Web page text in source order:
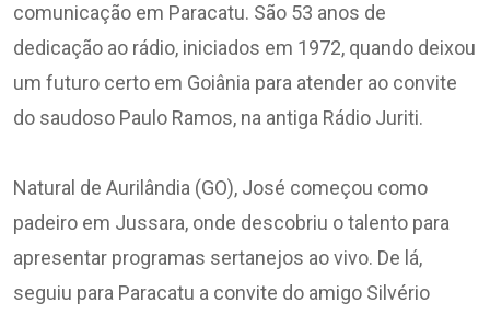
comunicação em Paracatu. São 53 anos de
dedicação ao rádio, iniciados em 1972, quando deixou
um futuro certo em Goiânia para atender ao convite
do saudoso Paulo Ramos, na antiga Rádio Juriti.
Natural de Aurilândia (GO), José começou como
padeiro em Jussara, onde descobriu o talento para
apresentar programas sertanejos ao vivo. De lá,
seguiu para Paracatu a convite do amigo Silvério